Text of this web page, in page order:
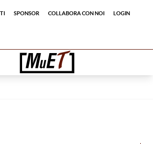
Sponsor Collabora con noi Login